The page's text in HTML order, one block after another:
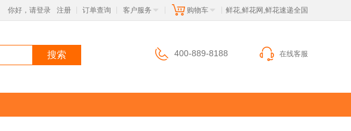
你好，请登录 注册 订单查询 客户服务 购物车 鲜花,鲜花网,鲜花速递全国
搜索 400-889-8188 在线客服